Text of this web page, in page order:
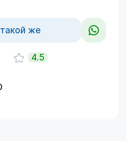
4.5
же